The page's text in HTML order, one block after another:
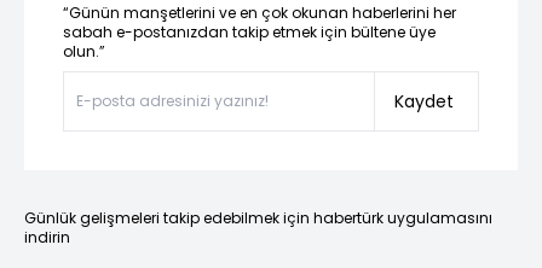
“Günün manşetlerini ve en çok okunan haberlerini her
sabah e-postanızdan takip etmek için bültene üye
olun.”
Kaydet
Günlük gelişmeleri takip edebilmek için habertürk uygulamasını
indirin